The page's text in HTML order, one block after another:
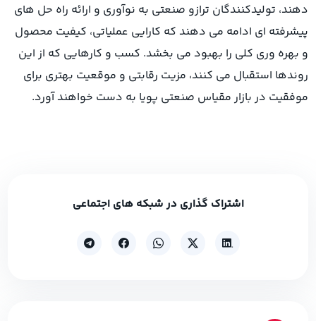
دهند، تولیدکنندگان ترازو صنعتی به نوآوری و ارائه راه حل های
پیشرفته ای ادامه می دهند که کارایی عملیاتی، کیفیت محصول
و بهره وری کلی را بهبود می بخشد. کسب و کارهایی که از این
روندها استقبال می کنند، مزیت رقابتی و موقعیت بهتری برای
موفقیت در بازار مقیاس صنعتی پویا به دست خواهند آورد.
اشتراک گذاری در شبکه های اجتماعی